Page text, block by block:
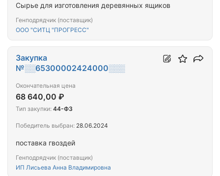
Сырье для изготовления деревянных ящиков
Генподрядчик (поставщик)
ООО "СИТЦ "ПРОГРЕСС"
поставка гвоздей
Генподрядчик (поставщик)
ИП Лисьева Анна Владимировна
Закупка
№░░65300002424000░░░
Окончательная цена
68 640,00 ₽
Тип закупки: 44-ФЗ
Победитель выбран: 28.06.2024